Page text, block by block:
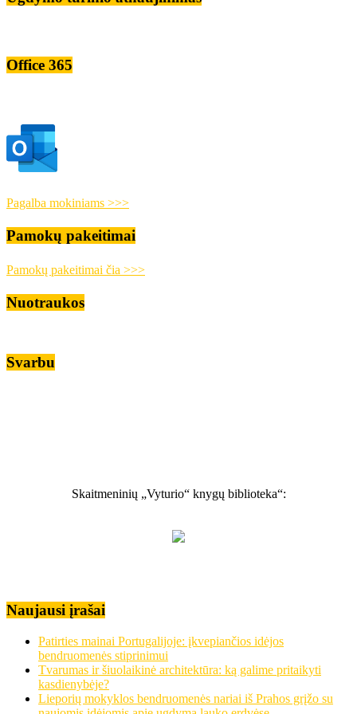
Office 365
Pagalba mokiniams >>>
Pamokų pakeitimai
Pamokų pakeitimai čia >>>
Nuotraukos
Svarbu
Skaitmeninių „Vyturio“ knygų biblioteka“:
Naujausi įrašai
Patirties mainai Portugalijoje: įkvepiančios idėjos
bendruomenės stiprinimui
Tvarumas ir šiuolaikinė architektūra: ką galime pritaikyti
kasdienybėje?
Lieporių mokyklos bendruomenės nariai iš Prahos grįžo su